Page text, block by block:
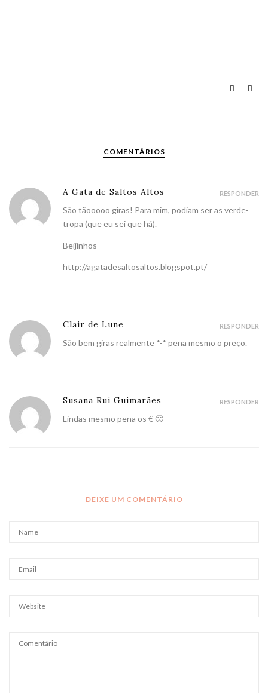
COMENTÁRIOS
A Gata de Saltos Altos
São tãooooo giras! Para mim, podiam ser as verde-
tropa (que eu sei que há).
Beijinhos
http://agatadesaltosaltos.blogspot.pt/
RESPONDER
Clair de Lune
São bem giras realmente *-* pena mesmo o preço.
RESPONDER
Susana Rui Guimarães
Lindas mesmo pena os € 🙁
RESPONDER
DEIXE UM COMENTÁRIO